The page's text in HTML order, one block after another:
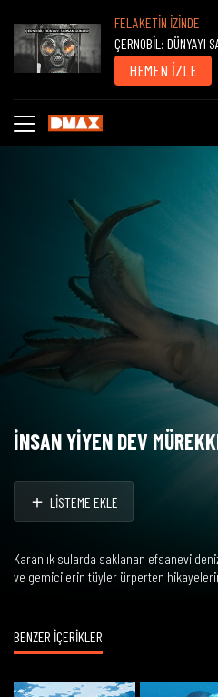
FELAKETİN İZİNDE
ÇERNOBİL: DÜNYAYI
HEMEN İZLE
İNSAN YİYEN DEV
LİSTEME EKLE
Karanlık sularda saklanan efsanevi
ve gemicilerin tüyler ürperten
BENZER İÇERİKLER